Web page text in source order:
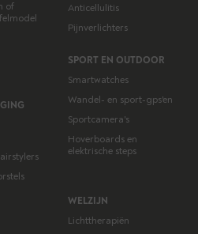
of
Anticellulitis
Pijnverlichters
SPORT EN OUTDOOR
Smartwatches
Wandel- en sport-gps'en
Sportcamera's
Hoverboards en
elektrische steps
WELZIJN
Lichttherapiën